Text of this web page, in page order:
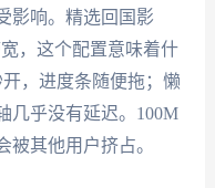
影响。精选回国影
，这个配置意味着什
，进度条随便拖；懒
几乎没有延迟。100M
被其他用户挤占。